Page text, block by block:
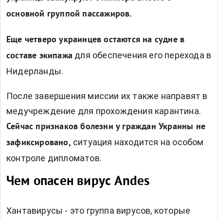
основной группой пассажиров.
Еще четверо украинцев остаются на судне в
составе экипажа для обеспечения его перехода в
Нидерланды.
После завершения миссии их также направят в
медучреждение для прохождения карантина.
Сейчас признаков болезни у граждан Украины не
зафиксировано, ситуация находится на особом
контроле дипломатов.
Чем опасен вирус Andes
Хантавирусы - это группа вирусов, которые